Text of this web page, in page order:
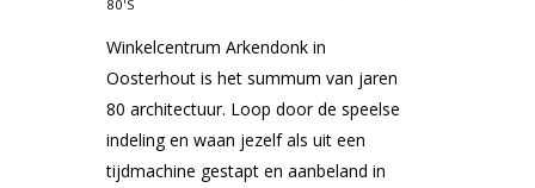
80'S
Winkelcentrum Arkendonk in
Oosterhout is het summum van jaren
80 architectuur. Loop door de speelse
indeling en waan jezelf als uit een
tijdmachine gestapt en aanbeland in